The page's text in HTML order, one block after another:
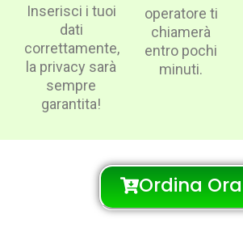
Inserisci i tuoi
dati
correttamente,
la privacy sarà
sempre
garantita!
operatore ti
chiamerà
entro pochi
minuti.
Ordina Ora